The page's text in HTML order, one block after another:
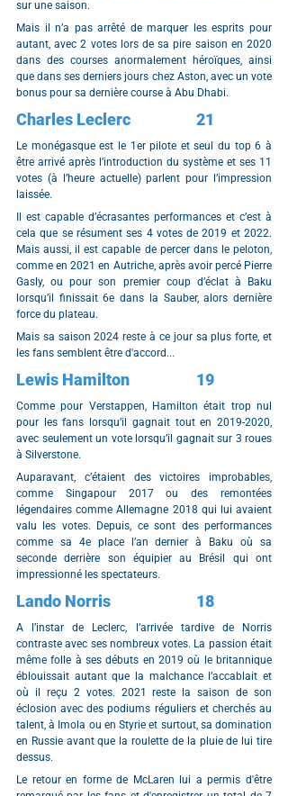
sur une saison.
Mais il n’a pas arrêté de marquer les esprits pour
autant, avec 2 votes lors de sa pire saison en 2020
dans des courses anormalement héroïques, ainsi
que dans ses derniers jours chez Aston, avec un vote
bonus pour sa dernière course à Abu Dhabi.
Charles Leclerc		21
Le monégasque est le 1er pilote et seul du top 6 à
être arrivé après l’introduction du système et ses 11
votes (à l’heure actuelle) parlent pour l’impression
laissée.
Il est capable d’écrasantes performances et c’est à
cela que se résument ses 4 votes de 2019 et 2022.
Mais aussi, il est capable de percer dans le peloton,
comme en 2021 en Autriche, après avoir percé Pierre
Gasly, ou pour son premier coup d’éclat à Baku
lorsqu’il finissait 6e dans la Sauber, alors dernière
force du plateau.
Mais sa saison 2024 reste à ce jour sa plus forte, et
les fans semblent être d'accord...
Lewis Hamilton		19
Comme pour Verstappen, Hamilton était trop nul
pour les fans lorsqu’il gagnait tout en 2019-2020,
avec seulement un vote lorsqu’il gagnait sur 3 roues
à Silverstone.
Auparavant, c’étaient des victoires improbables,
comme Singapour 2017 ou des remontées
légendaires comme Allemagne 2018 qui lui avaient
valu les votes. Depuis, ce sont des performances
comme sa 4e place l’an dernier à Baku où sa
seconde derrière son équipier au Brésil qui ont
impressionné les spectateurs.
Lando Norris			18
A l’instar de Leclerc, l’arrivée tardive de Norris
contraste avec ses nombreux votes. La passion était
même folle à ses débuts en 2019 où le britannique
éblouissait autant que la malchance l’accablait et
où il reçu 2 votes. 2021 reste la saison de son
éclosion avec des podiums réguliers et cherchés au
talent, à Imola ou en Styrie et surtout, sa domination
en Russie avant que la roulette de la pluie de lui tire
dessus.
Le retour en forme de McLaren lui a permis d'être